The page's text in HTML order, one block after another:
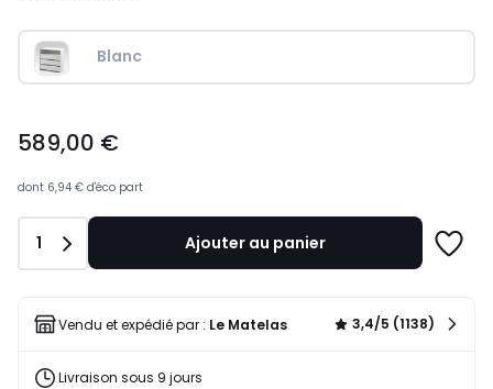
Blanc
€.
589,00 €
dont 6,94 € d'éco part
Quantité
1 Ajouter au panier
liste
Vendu et expédié par : Le Matelas 3,4/5 (1138)
Livraison sous 9 jours